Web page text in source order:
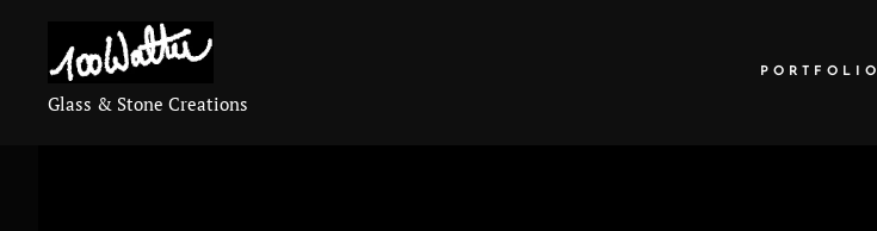
Glass & Stone Creations
PORTFOLIO